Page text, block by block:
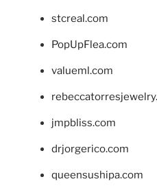
stcreal.com
PopUpFlea.com
valueml.com
jmpbliss.com
drjorgerico.com
queensushipa.com